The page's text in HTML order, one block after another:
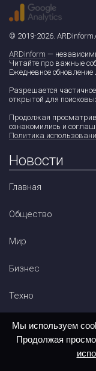
© 2019-2026.
ARDinform —
Читайте про важные
Ежедневное
Разрешается
открытой для
Продолжая
ознакомились и
Политика
Новости
Главная
Общество
Мир
Бизнес
Техно
Мы используем
Продолжая